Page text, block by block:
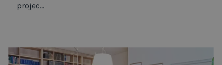
projec...